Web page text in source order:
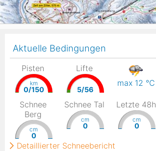
Aktuelle Bedingungen
Pisten
km
0/150
Lifte
5/56
max 12 °C
Schnee
Berg
cm
0
Schnee Tal
cm
0
Letzte 48h
cm
0
Detaillierter Schneebericht